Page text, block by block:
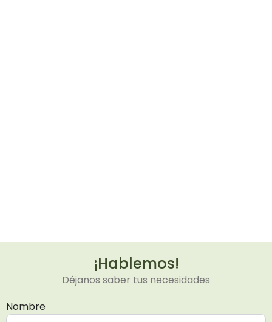
¡Hablemos!
Déjanos saber tus necesidades
Nombre